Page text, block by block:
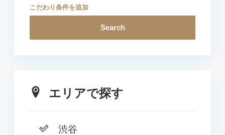
こだわり条件を追加
Search
エリアで探す
渋谷